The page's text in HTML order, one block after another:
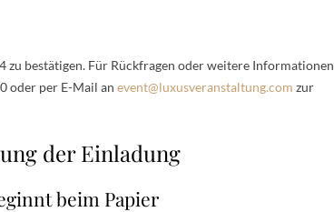
zu bestätigen. Für Rückfragen oder weitere Informationen
oder per E-Mail an event@luxusveranstaltung.com zur
der Einladung
beim Papier